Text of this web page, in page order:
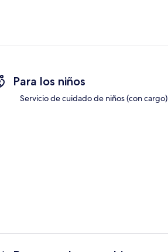
Para los niños
Servicio de cuidado de niños (con cargo)